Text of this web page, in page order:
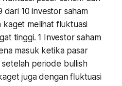
dari 10 investor saham
kaget melihat fluktuasi
tinggi. 1 Investor saham
masuk ketika pasar
setelah periode bullish
juga dengan fluktuasi